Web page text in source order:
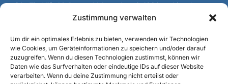
Zustimmung verwalten
Um dir ein optimales Erlebnis zu bieten, verwenden wir Technologien
wie Cookies, um Geräteinformationen zu speichern und/oder darauf
zuzugreifen. Wenn du diesen Technologien zustimmst, können wir
Daten wie das Surfverhalten oder eindeutige IDs auf dieser Website
verarbeiten. Wenn du deine Zustimmung nicht erteilst oder
DieTierhilfe Mallorcae.V. besteht seit 1986 und ist als
gemeinnütziger Verein registriert und anerkannt.
Gründung/Fundación